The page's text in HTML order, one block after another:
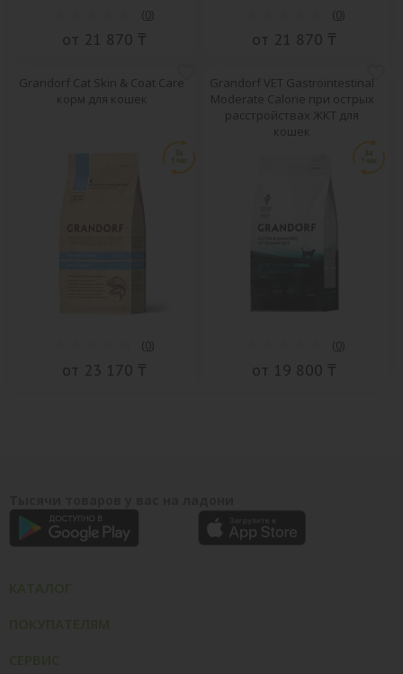
(0)
от 21 870 ₸
(0)
от 21 870 ₸
Grandorf Cat Skin & Coat Care
корм для кошек
(0)
от 23 170 ₸
Grandorf VET Gastrointestinal
Moderate Calorie при острых
расстройствах ЖКТ для
кошек
(0)
от 19 800 ₸